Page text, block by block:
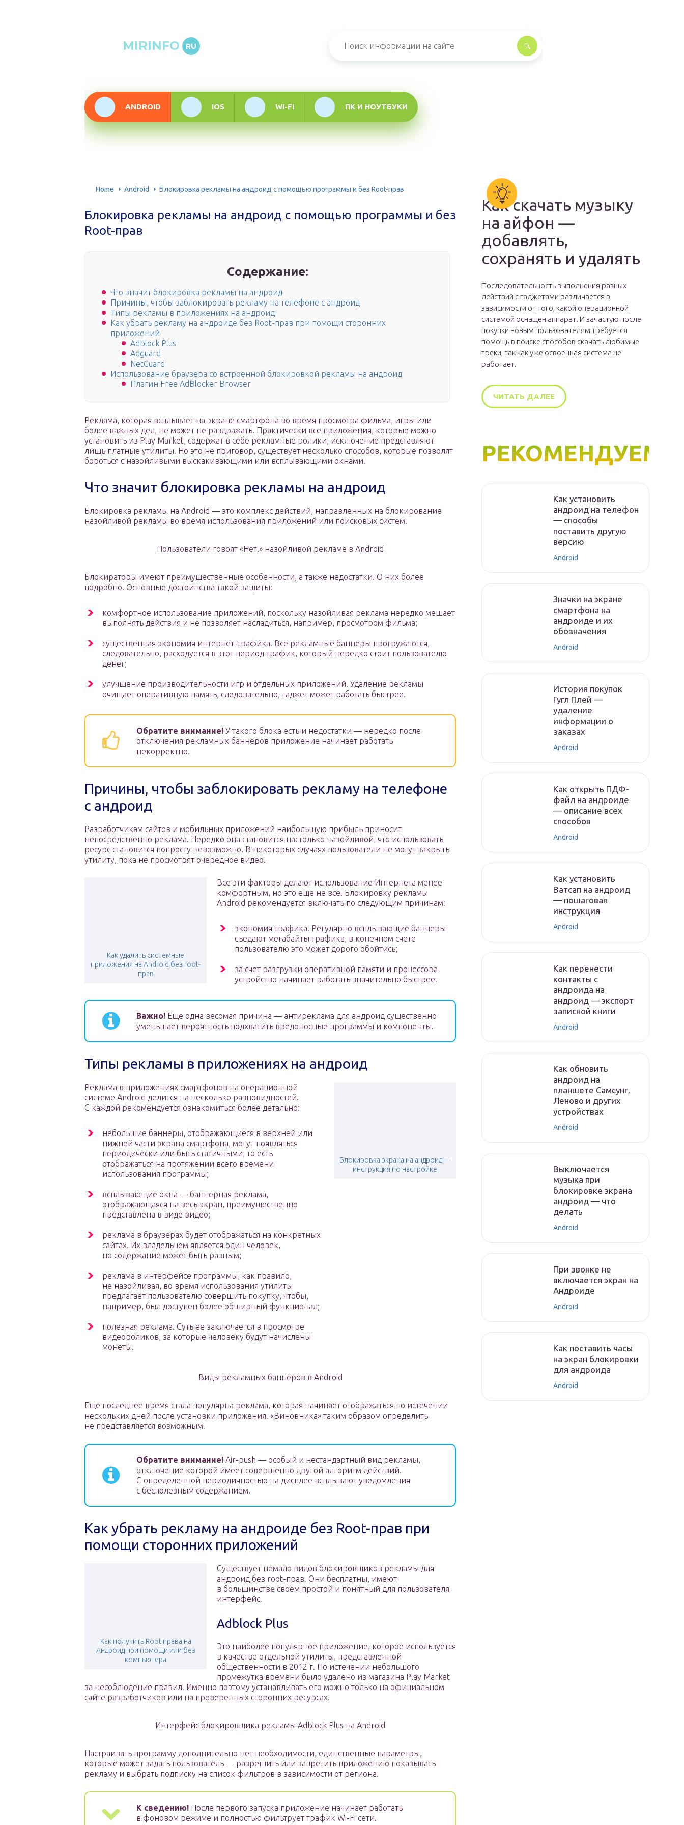
MIRINFO RU
ANDROID IOS WI-FI ПК И НОУТБУКИ
Home Android Блокировка рекламы на андроид с помощью программы и без Root-прав
Блокировка рекламы на андроид с помощью программы и без
Root-прав
Содержание:
Что значит блокировка рекламы на андроид
Причины, чтобы заблокировать рекламу на телефоне с андроид
Типы рекламы в приложениях на андроид
Как убрать рекламу на андроиде без Root-прав при помощи сторонних
приложений
Adblock Plus
Adguard
NetGuard
Использование браузера со встроенной блокировкой рекламы на андроид
Плагин Free AdBlocker Browser
Реклама, которая всплывает на экране смартфона во время просмотра фильма, игры или
более важных дел, не может не раздражать. Практически все приложения, которые можно
установить из Play Market, содержат в себе рекламные ролики, исключение представляют
лишь платные утилиты. Но это не приговор, существует несколько способов, которые позволят
бороться с назойливыми выскакивающими или всплывающими окнами.
Что значит блокировка рекламы на андроид
Блокировка рекламы на Аndroid — это комплекс действий, направленных на блокирование
назойливой рекламы во время использования приложений или поисковых систем.
Пользователи говоят «Нет!» назойливой рекламе в Android
Блокираторы имеют преимущественные особенности, а также недостатки. О них более
подробно. Основные достоинства такой защиты:
комфортное использование приложений, поскольку назойливая реклама нередко мешает
выполнять действия и не позволяет насладиться, например, просмотром фильма;
существенная экономия интернет-трафика. Все рекламные баннеры прогружаются,
следовательно, расходуется в этот период трафик, который нередко стоит пользователю
денег;
улучшение производительности игр и отдельных приложений. Удаление рекламы
очищает оперативную память, следовательно, гаджет может работать быстрее.
Обратите внимание! У такого блока есть и недостатки — нередко после
отключения рекламных баннеров приложение начинает работать
некорректно.
Причины, чтобы заблокировать рекламу на телефоне
с андроид
Разработчикам сайтов и мобильных приложений наибольшую прибыль приносит
непосредственно реклама. Нередко она становится настолько назойливой, что использовать
ресурс становится попросту невозможно. В некоторых случаях пользователи не могут закрыть
утилиту, пока не просмотрят очередное видео.
Как удалить системные
приложения на Android без root-
прав
Все эти факторы делают использование Интернета менее
комфортным, но это еще не все. Блокировку рекламы
Android рекомендуется включать по следующим причинам:
экономия трафика. Регулярно всплывающие баннеры
съедают мегабайты трафика, в конечном счете
пользователю это может дорого обойтись;
за счет разгрузки оперативной памяти и процессора
устройство начинает работать значительно быстрее.
Важно! Еще одна весомая причина — антиреклама для андроид существенно
уменьшает вероятность подхватить вредоносные программы и компоненты.
Типы рекламы в приложениях на андроид
Блокировка экрана на андроид —
инструкция по настройке
Реклама в приложениях смартфонов на операционной
системе Android делится на несколько разновидностей.
С каждой рекомендуется ознакомиться более детально:
небольшие баннеры, отображающиеся в верхней или
нижней части экрана смартфона, могут появляться
периодически или быть статичными, то есть
отображаться на протяжении всего времени
использования программы;
всплывающие окна — баннерная реклама,
отображающаяся на весь экран, преимущественно
представлена в виде видео;
реклама в браузерах будет отображаться на конкретных
сайтах. Их владельцем является один человек,
но содержание может быть разным;
реклама в интерфейсе программы, как правило,
не назойливая, во время использования утилиты
предлагает пользователю совершить покупку, чтобы,
например, был доступен более обширный функционал;
полезная реклама. Суть ее заключается в просмотре
видеороликов, за которые человеку будут начислены
монеты.
Виды рекламных баннеров в Android
Еще последнее время стала популярна реклама, которая начинает отображаться по истечении
нескольких дней после установки приложения. «Виновника» таким образом определить
не представляется возможным.
Обратите внимание! Air-push — особый и нестандартный вид рекламы,
отключение которой имеет совершенно другой алгоритм действий.
С определенной периодичностью на дисплее всплывают уведомления
с бесполезным содержанием.
Как убрать рекламу на андроиде без Root-прав при
помощи сторонних приложений
Как получить Root права на
Андроид при помощи или без
компьютера
Существует немало видов блокировщиков рекламы для
андроид без root-прав. Они бесплатны, имеют
в большинстве своем простой и понятный для пользователя
интерфейс.
Adblock Plus
Это наиболее популярное приложение, которое используется
в качестве отдельной утилиты, представленной
общественности в 2012 г. По истечении небольшого
промежутка времени было удалено из магазина Play Market
за несоблюдение правил. Именно поэтому устанавливать его можно только на официальном
сайте разработчиков или на проверенных сторонних ресурсах.
Интерфейс блокировщика рекламы Adblock Plus на Android
Настраивать программу дополнительно нет необходимости, единственные параметры,
которые может задать пользователь — разрешить или запретить приложению показывать
рекламу и выбрать подписку на список фильтров в зависимости от региона.
К сведению! После первого запуска приложение начинает работать
в фоновом режиме и полностью фильтрует трафик Wi-Fi сети.
Как скачать музыку
на айфон —
добавлять,
сохранять и удалять
Последовательность выполнения разных
действий с гаджетами различается в
зависимости от того, какой операционной
системой оснащен аппарат. И зачастую после
покупки новым пользователям требуется
помощь в поиске способов скачать любимые
треки, так как уже освоенная система не
работает.
ЧИТАТЬ ДАЛЕЕ
РЕКОМЕНДУЕМ
Как установить
андроид на телефон
— способы
поставить другую
версию
Android
Значки на экране
смартфона на
андроиде и их
обозначения
Android
История покупок
Гугл Плей —
удаление
информации о
заказах
Android
Как открыть ПДФ-
файл на андроиде
— описание всех
способов
Android
Как установить
Ватсап на андроид
— пошаговая
инструкция
Android
Как перенести
контакты с
андроида на
андроид — экспорт
записной книги
Android
Как обновить
андроид на
планшете Самсунг,
Леново и других
устройствах
Android
Выключается
музыка при
блокировке экрана
андроид — что
делать
Android
При звонке не
включается экран на
Андроиде
Android
Как поставить часы
на экран блокировки
для андроида
Android